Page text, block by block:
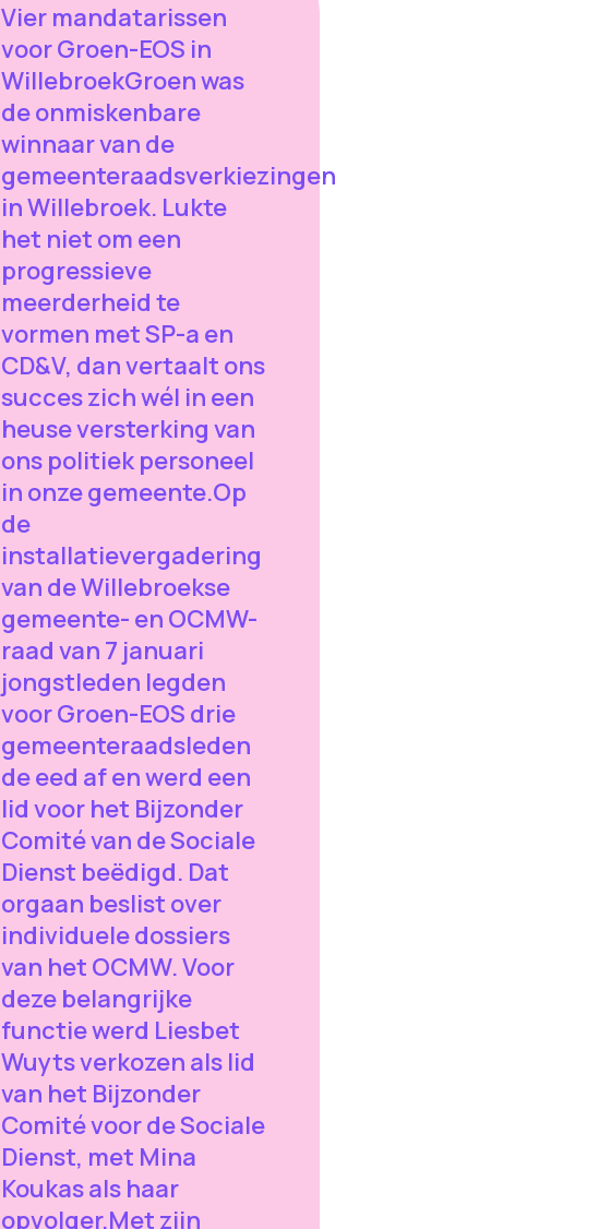
Vier mandatarissen
voor Groen-EOS in
WillebroekGroen was
de onmiskenbare
winnaar van de
gemeenteraadsverkiezingen
in Willebroek. Lukte
het niet om een
progressieve
meerderheid te
vormen met SP-a en
CD&V, dan vertaalt ons
succes zich wél in een
heuse versterking van
ons politiek personeel
in onze gemeente.Op
de
installatievergadering
van de Willebroekse
gemeente- en OCMW-
raad van 7 januari
jongstleden legden
voor Groen-EOS drie
gemeenteraadsleden
de eed af en werd een
lid voor het Bijzonder
Comité van de Sociale
Dienst beëdigd. Dat
orgaan beslist over
individuele dossiers
van het OCMW. Voor
deze belangrijke
functie werd Liesbet
Wuyts verkozen als lid
van het Bijzonder
Comité voor de Sociale
Dienst, met Mina
Koukas als haar
opvolger.Met zijn